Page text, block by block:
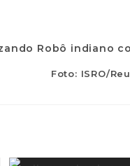
Foto: ISRO/